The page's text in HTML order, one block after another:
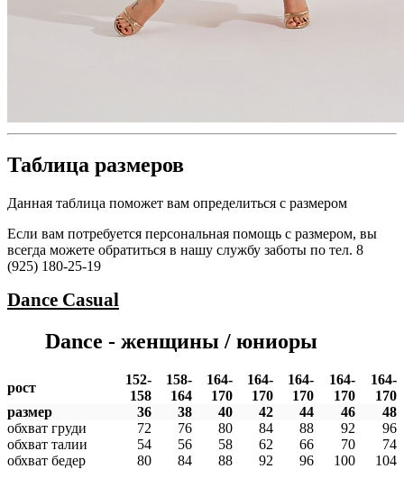
Таблица размеров
Данная таблица поможет вам определиться с размером
Если вам потребуется персональная помощь с размером, вы
всегда можете обратиться в нашу службу заботы по тел. 8
(925) 180-25-19
Dance Casual
Dance - женщины / юниоры
рост
152-
158
158-
164
164-
170
164-
170
164-
170
164-
170
164-
170
размер
36 38 40 42 44 46
48
обхват груди
72 76 80 84 88 92
96
обхват талии
54 56 58 62 66 70
74
обхват бедер
80 84 88 92 96 100 104